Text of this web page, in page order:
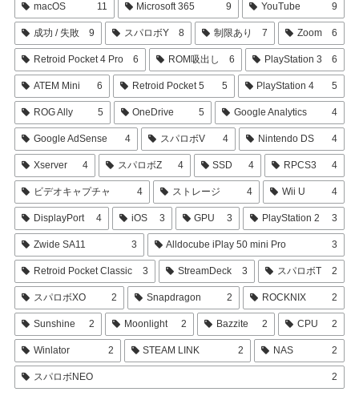
macOS 11 Microsoft 365 9 YouTube 9
成功 / 失敗 9 スパロボY 8 制限あり 7 Zoom 6
Retroid Pocket 4 Pro 6 ROM吸出し 6 PlayStation 3 6
ATEM Mini 6 Retroid Pocket 5 5 PlayStation 4 5
ROG Ally 5 OneDrive 5 Google Analytics 4
Google AdSense 4 スパロボV 4 Nintendo DS 4
Xserver 4 スパロボZ 4 SSD 4 RPCS3 4
ビデオキャプチャ 4 ストレージ 4 Wii U 4
DisplayPort 4 iOS 3 GPU 3 PlayStation 2 3
Zwide SA11 3 Alldocube iPlay 50 mini Pro 3
Retroid Pocket Classic 3 StreamDeck 3 スパロボT 2
スパロボXO 2 Snapdragon 2 ROCKNIX 2
Sunshine 2 Moonlight 2 Bazzite 2 CPU 2
Winlator 2 STEAM LINK 2 NAS 2
スパロボNEO 2